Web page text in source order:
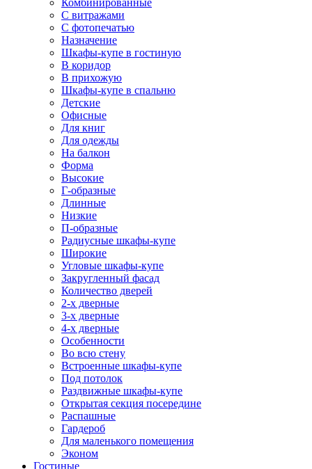
Комбинированные
С витражами
С фотопечатью
Назначение
Шкафы-купе в гостиную
В коридор
В прихожую
Шкафы-купе в спальню
Детские
Офисные
Для книг
Для одежды
На балкон
Форма
Высокие
Г-образные
Длинные
Низкие
П-образные
Радиусные шкафы-купе
Широкие
Угловые шкафы-купе
Закругленный фасад
Количество дверей
2-х дверные
3-х дверные
4-х дверные
Особенности
Во всю стену
Встроенные шкафы-купе
Под потолок
Раздвижные шкафы-купе
Открытая секция посередине
Распашные
Гардероб
Для маленького помещения
Эконом
Гостиные